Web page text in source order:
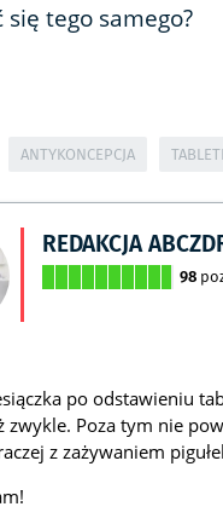
tego samego?
ANTYKONCEPCJA
REDAKCJA
98
po odstawieniu
zwykle. Poza tym nie
z zażywaniem